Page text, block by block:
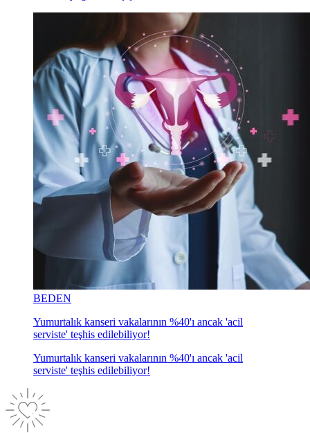
BEDEN
Yumurtalık kanseri vakalarının %40'ı ancak 'acil
serviste' teşhis edilebiliyor!
Yumurtalık kanseri vakalarının %40'ı ancak 'acil
serviste' teşhis edilebiliyor!